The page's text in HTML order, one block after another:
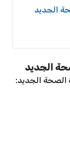
الجديد
الجديد
الصحة الجديد: